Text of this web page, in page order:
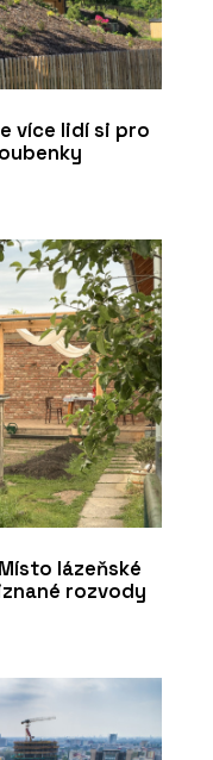
více lidí si pro
lázeňské
rozvody